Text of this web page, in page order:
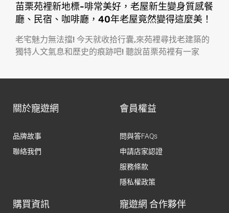
苗栗苑裡新地標-啡常美好，老屋新生變身質感餐
廳、民宿、咖啡廳，40年老屋竟然變得這麼美！
老宅魅力無法擋! 今天就收拾行囊,來苑裡尋找老建築的
獨特人文氣息和歷史的痕跡吧! 聽說苗栗苑裡有一家
關於寵遊網
品牌故事
聯絡我們
會員權益
問與答FAQs
申請店家認證
服務條款
隱私權政策
購買資訊 寵遊網 合作夥伴